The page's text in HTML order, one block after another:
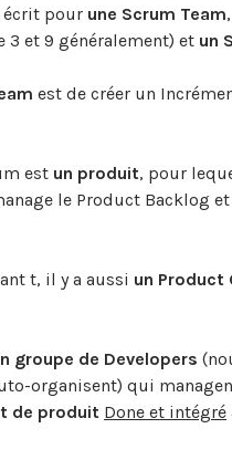
écrit pour une Scrum Team
3 et 9 généralement) et un
est de créer un
est un produit, pour
le Product Backlog
t, il y a aussi un Product
groupe de Developers
organisent) qui
de produit Done et intégré